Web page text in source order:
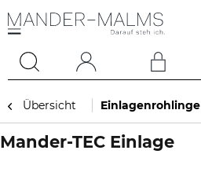
Übersicht Einlagenrohlinge
Mander-TEC Einlage